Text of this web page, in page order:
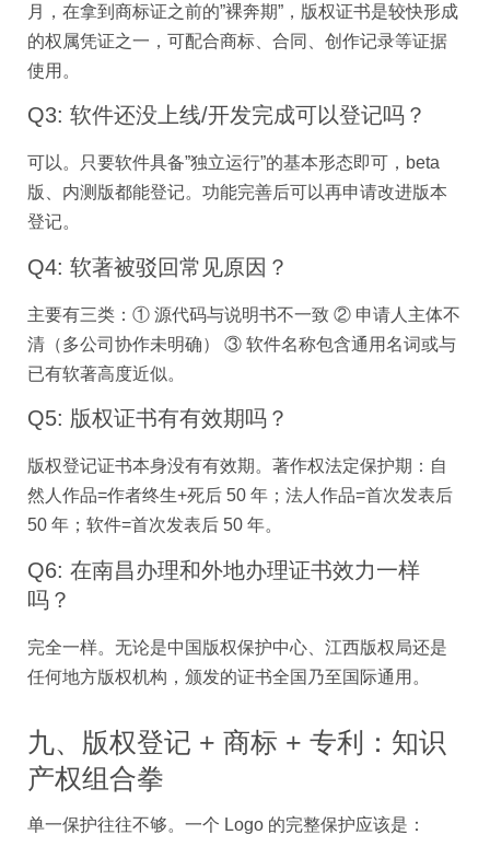
月，在拿到商标证之前的”裸奔期”，版权证书是较快形成
的权属凭证之一，可配合商标、合同、创作记录等证据
使用。
Q3: 软件还没上线/开发完成可以登记吗？
可以。只要软件具备”独立运行”的基本形态即可，beta
版、内测版都能登记。功能完善后可以再申请改进版本
登记。
Q4: 软著被驳回常见原因？
主要有三类：① 源代码与说明书不一致 ② 申请人主体不
清（多公司协作未明确） ③ 软件名称包含通用名词或与
已有软著高度近似。
Q5: 版权证书有有效期吗？
版权登记证书本身没有有效期。著作权法定保护期：自
然人作品=作者终生+死后 50 年；法人作品=首次发表后
50 年；软件=首次发表后 50 年。
Q6: 在南昌办理和外地办理证书效力一样
吗？
完全一样。无论是中国版权保护中心、江西版权局还是
任何地方版权机构，颁发的证书全国乃至国际通用。
九、版权登记 + 商标 + 专利：知识
产权组合拳
单一保护往往不够。一个 Logo 的完整保护应该是：